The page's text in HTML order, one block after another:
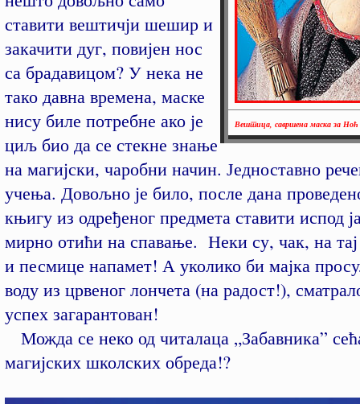
Вештица, савршена маска за
ставити вештичји шешир и
закачити дуг, повијен нос
са брадавицом? У нека не
тако давна времена, маске
нису биле потребне ако је
циљ био да се стекне знање
на магијски, чаробни начин. Једноставно
учења. Довољно је било, после дана
књигу из одређеног предмета ставити испод
мирно отићи на спавање. Неки су, чак, на
и песмице напамет! А уколико би мајка
воду из црвеног лончета (на радост!),
успех загарантован!
Можда се неко од читалаца „Забавника”
магијских школских обреда!?